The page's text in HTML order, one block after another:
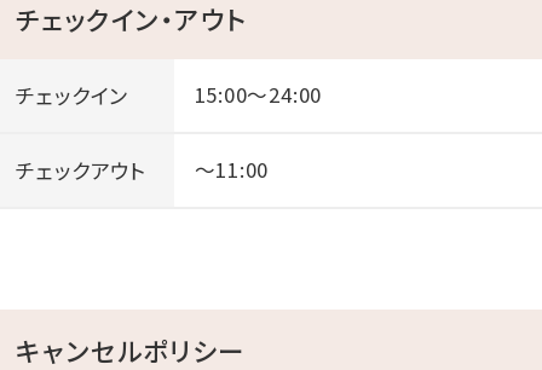
チェックイン・アウト
チェックイン 15:00～24:00
チェックアウト ～11:00
キャンセルポリシー